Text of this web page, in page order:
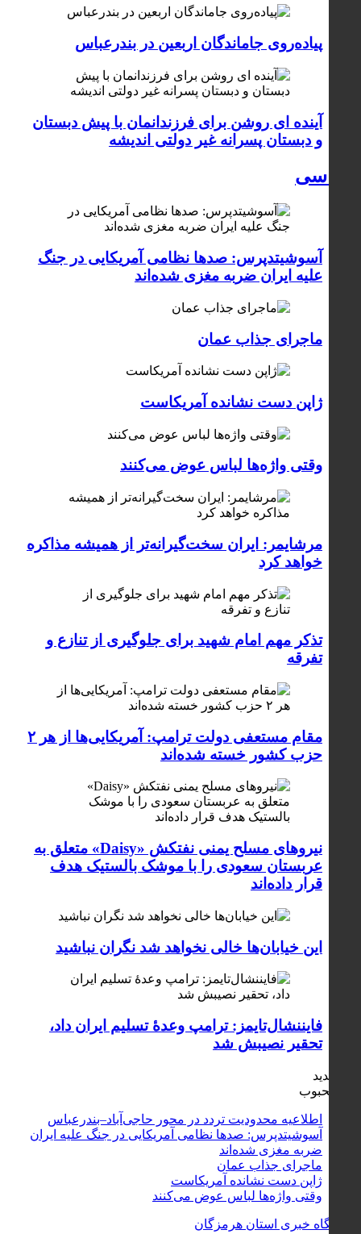
پیاده‌روی جاماندگان اربعین در بندرعباس
آینده ای روشن برای فرزندانمان با پیش دبستان
و دبستان پسرانه غیر دولتی اندیشه
سیاسی
آسوشیتدپرس: صدها نظامی آمریکایی در جنگ
علیه ایران ضربه مغزی شده‌اند
ماجرای جذاب عمان
ژاپن دست نشانده آمریکاست
وقتی واژه‌ها لباس عوض می‌کنند
مرشایمر: ایران سخت‌گیرانه‌تر از همیشه مذاکره
خواهد کرد
تذکر مهم امام شهید برای جلوگیری از تنازع و
تفرقه
مقام مستعفی دولت ترامپ: آمریکایی‌ها از هر ۲
حزب کشور خسته شده‌اند
نیروهای مسلح یمنی نفتکش «Daisy» متعلق به
عربستان سعودی را با موشک بالستیک هدف
قرار داده‌اند
این خیابان‌ها خالی نخواهد شد نگران نباشید
فایننشال‌تایمز: ترامپ وعدۀ تسلیم ایران داد،
تحقیر نصیبش شد
جدید
محبوب
اطلاعیه محدودیت تردد در محور حاجی‌آباد–بندرعباس
آسوشیتدپرس: صدها نظامی آمریکایی در جنگ علیه ایران
ضربه مغزی شده‌اند
ماجرای جذاب عمان
ژاپن دست نشانده آمریکاست
وقتی واژه‌ها لباس عوض می‌کنند